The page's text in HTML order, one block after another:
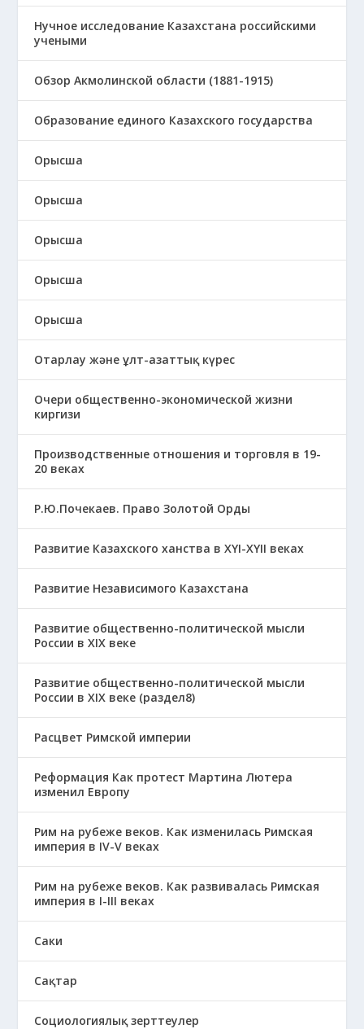
Нучное исследование Казахстана российскими
учеными
Обзор Акмолинской области (1881-1915)
Образование единого Казахского государства
Орысша
Орысша
Орысша
Орысша
Орысша
Отарлау және ұлт-азаттық күрес
Очери общественно-экономической жизни
киргизи
Производственные отношения и торговля в 19-
20 веках
Р.Ю.Почекаев. Право Золотой Орды
Развитие Казахского ханства в ХҮІ-ХҮІІ веках
Развитие Независимого Казахстана
Развитие общественно-политической мысли
России в XIX веке
Развитие общественно-политической мысли
России в XIX веке (раздел8)
Расцвет Римской империи
Реформация Как протест Мартина Лютера
изменил Европу
Рим на рубеже веков. Как изменилась Римская
империя в IV-V веках
Рим на рубеже веков. Как развивалась Римская
империя в І-ІІІ веках
Саки
Сақтар
Социологиялық зерттеулер